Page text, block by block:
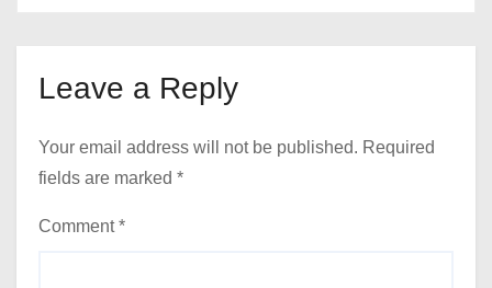
Leave a Reply
Your email address will not be published. Required
fields are marked *
Comment*